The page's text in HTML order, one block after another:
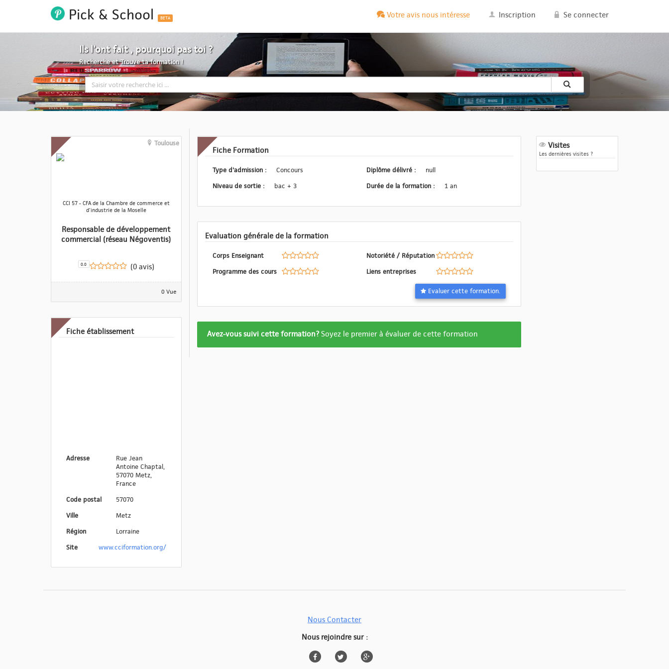
Pick & School BETA Votre avis nous intéresse Inscription Se connecter
Ils l'ont fait , pourquoi pas toi ?
Recherche et Trouve ta formation !
Toulouse
CCI 57 - CFA de la Chambre de commerce et
d'industrie de la Moselle
Responsable de développement
commercial (réseau Négoventis)
0.0 (0 avis)
0 Vue
Fiche établissement
Adresse
Rue Jean
Antoine Chaptal,
57070 Metz,
France
Code postal
57070
Ville
Metz
Région
Lorraine
Site
www.cciformation.org/
Fiche Formation
Type d'admission :
Concours
Niveau de sortie :
bac + 3
Diplôme délivré :
null
Durée de la formation :
1 an
Evaluation générale de la formation
Corps Enseignant
Programme des cours
Notoriété / Réputation
Liens entreprises
Evaluer cette formation.
Formation
Avez-vous suivi cette formation?Soyez le premier à évaluer de cette formation
Visites
Les dernières visites ?
Nous Contacter
Nous rejoindre sur :